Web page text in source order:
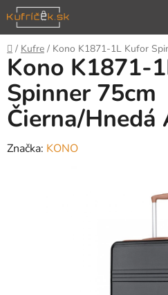
Prejsť
na
obsah
Domov
/ Kufre / Kono K1871-1L Kufor
Kono K1871-
Spinner 75cm
Čierna/Hnedá
Značka: KONO